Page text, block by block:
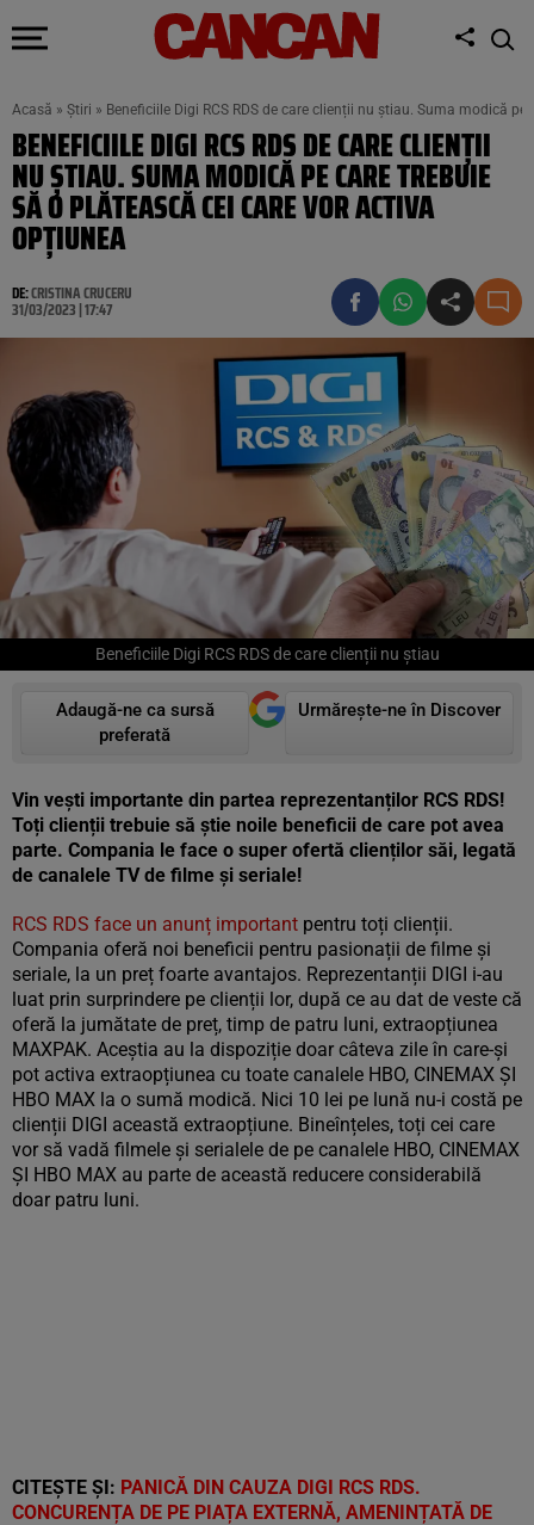
Acasă » Știri » Beneficiile Digi RCS RDS de care clienții nu știau. Suma modică
BENEFICIILE DIGI RCS RDS DE CARE CLIENȚII
NU ȘTIAU. SUMA MODICĂ PE CARE TREBUIE
SĂ O PLĂTEASCĂ CEI CARE VOR ACTIVA
OPȚIUNEA
DE:CRISTINA CRUCERU
31/03/2023 | 17:47
Beneficiile Digi RCS RDS de care clienții nu știau
Adaugă-ne ca sursă
preferată
Urmărește-ne în Discover
Vin vești importante din partea reprezentanților RCS RDS!
Toți clienții trebuie să știe noile beneficii de care pot avea
parte. Compania le face o super ofertă clienților săi, legată
de canalele TV de filme și seriale!
RCS RDS face un anunț important pentru toți clienții.
Compania oferă noi beneficii pentru pasionații de filme și
seriale, la un preț foarte avantajos. Reprezentanții DIGI i-au
luat prin surprindere pe clienții lor, după ce au dat de veste că
oferă la jumătate de preț, timp de patru luni, extraopțiunea
MAXPAK. Aceștia au la dispoziție doar câteva zile în care-și
pot activa extraopțiunea cu toate canalele HBO, CINEMAX ȘI
HBO MAX la o sumă modică. Nici 10 lei pe lună nu-i costă pe
clienții DIGI această extraopțiune. Bineînțeles, toți cei care
vor să vadă filmele și serialele de pe canalele HBO, CINEMAX
ȘI HBO MAX au parte de această reducere considerabilă
doar patru luni.
CITEȘTE ȘI: PANICĂ DIN CAUZA DIGI RCS RDS.
CONCURENȚA DE PE PIAȚA EXTERNĂ, AMENINȚATĂ DE